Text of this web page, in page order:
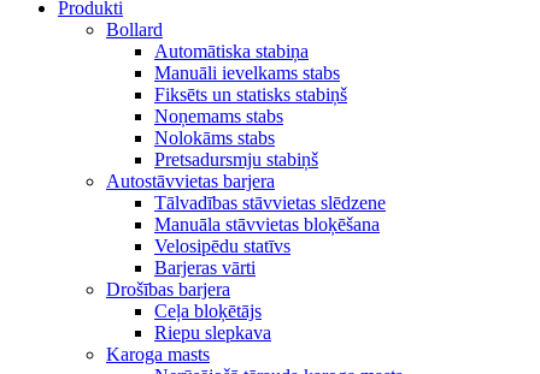
Produkti
Bollard
Automātiska stabiņa
Manuāli ievelkams stabs
Fiksēts un statisks stabiņš
Noņemams stabs
Nolokāms stabs
Pretsadursmju stabiņš
Autostāvvietas barjera
Tālvadības stāvvietas slēdzene
Manuāla stāvvietas bloķēšana
Velosipēdu statīvs
Barjeras vārti
Drošības barjera
Ceļa bloķētājs
Riepu slepkava
Karoga masts